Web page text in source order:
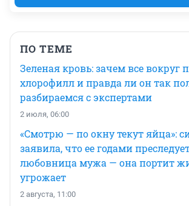
ПО ТЕМЕ
Зеленая кровь: зачем все вокруг
хлорофилл и правда ли он так
разбираемся с экспертами
2 июля, 06:00
«Смотрю — по окну текут яйца»:
заявила, что ее годами
любовница мужа — она портит
угрожает
2 августа, 11:00